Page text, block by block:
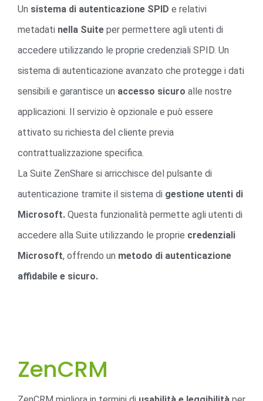
Un sistema di autenticazione SPID e relativi
metadati nella Suite per permettere agli utenti di
accedere utilizzando le proprie credenziali SPID. Un
sistema di autenticazione avanzato che protegge i dati
sensibili e garantisce un accesso sicuro alle nostre
applicazioni. Il servizio è opzionale e può essere
attivato su richiesta del cliente previa
contrattualizzazione specifica.
La Suite ZenShare si arricchisce del pulsante di
autenticazione tramite il sistema di gestione utenti di
Microsoft. Questa funzionalità permette agli utenti di
accedere alla Suite utilizzando le proprie credenziali
Microsoft, offrendo un metodo di autenticazione
affidabile e sicuro.
ZenCRM